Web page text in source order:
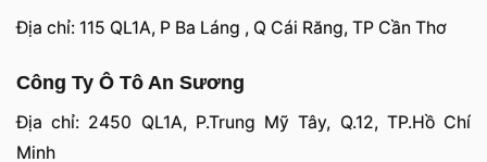
Địa chỉ: 115 QL1A, P Ba Láng , Q Cái Răng, TP Cần Thơ
Công Ty Ô Tô An Sương
Địa chỉ: 2450 QL1A, P.Trung Mỹ Tây, Q.12, TP.Hồ Chí
Minh